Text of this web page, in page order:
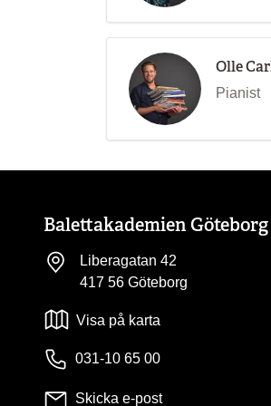
Olle
Pianist
Balettakademien Göteborg
Liberagatan 42
417 56 Göteborg
Visa på karta
031-10 65 00
Skicka e-post